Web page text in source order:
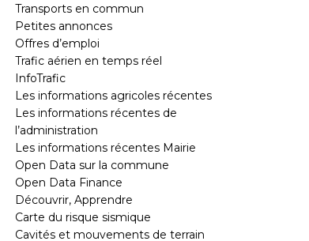
Transports en commun
Petites annonces
Offres d’emploi
Trafic aérien en temps réel
InfoTrafic
Les informations agricoles récentes
Les informations récentes de
l’administration
Les informations récentes Mairie
Open Data sur la commune
Open Data Finance
Découvrir, Apprendre
Carte du risque sismique
Cavités et mouvements de terrain